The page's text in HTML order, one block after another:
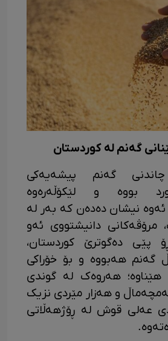
گەنم لە کوردستان
گەنم پیشەیەکی
بووە و لێکۆڵەرەوە
نیشان دەدەن کە بەر لە
مرۆڤەکانی دانیشتووی ئەو
پێی دەگوترێ کوردستان،
گەنم ھەبووە و بۆ خۆراکی
ھێناوە؛ ھەروەک لە گوندی
و ھەزار مێردی نزیک
عەلی قوش لە ڕۆژھەڵاتی